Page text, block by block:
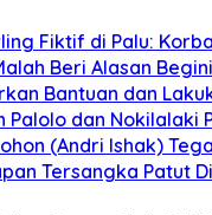
Fiktif di Palu:
Beri Alasan Begini
Bantuan dan
Palolo dan Nokilalaki
(Andri Ishak)
Tersangka Patut